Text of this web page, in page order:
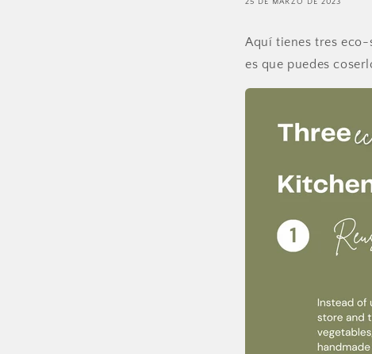
25 DE MARZO DE 2023
Aquí tienes tres eco-
es que puedes